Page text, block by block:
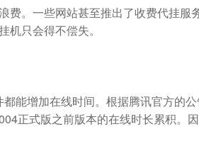
。一些网站甚至推出了收费代挂
只会得不偿失。
能增加在线时间。根据腾讯官方的
正式版之前版本的在线时长累积。